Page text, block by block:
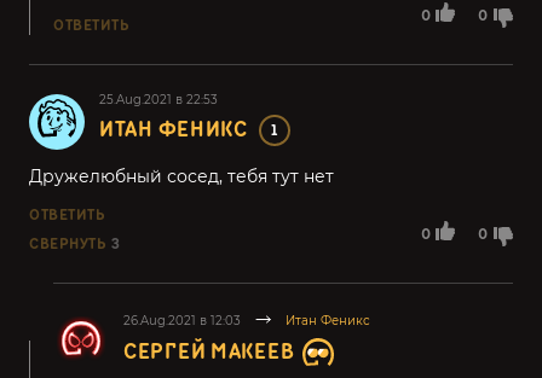
0 0
ОТВЕТИТЬ
25.Aug.2021 в 22:53
ИТАН ФЕНИКС 1
0 0
Дружелюбный сосед, тебя тут нет
ОТВЕТИТЬ
СВЕРНУТЬ 3
26.Aug.2021 в 12:03 Итан Феникс
СЕРГЕЙ МАКЕЕВ